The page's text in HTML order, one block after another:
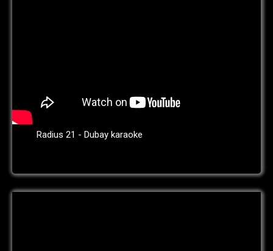
Radius 21 - Dubay karaoke